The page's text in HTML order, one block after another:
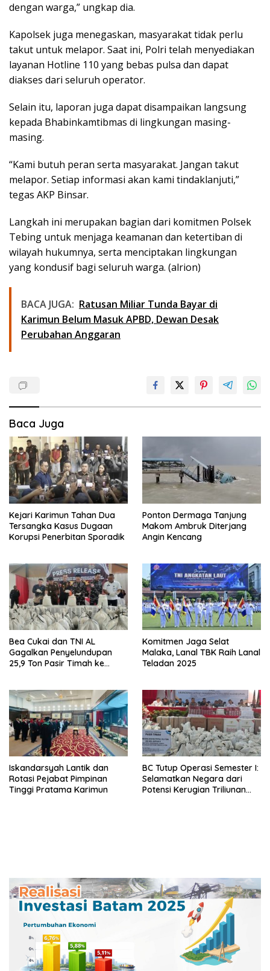
dengan warga,” ungkap dia.
Kapolsek juga menegaskan, masyarakat tidak perlu
takut untuk melapor. Saat ini, Polri telah menyediakan
layanan Hotline 110 yang bebas pulsa dan dapat
diakses dari seluruh operator.
Selain itu, laporan juga dapat disampaikan langsung
kepada Bhabinkamtibmas di lingkungan masing-
masing.
“Kami butuh peran serta masyarakat. Jangan takut
melapor. Setiap informasi akan kami tindaklanjuti,”
tegas AKP Binsar.
Langkah ini merupakan bagian dari komitmen Polsek
Tebing untuk menjaga keamanan dan ketertiban di
wilayah hukumnya, serta menciptakan lingkungan
yang kondusif bagi seluruh warga. (alrion)
BACA JUGA: Ratusan Miliar Tunda Bayar di
Karimun Belum Masuk APBD, Dewan Desak
Perubahan Anggaran
Baca Juga
Kejari Karimun Tahan Dua
Tersangka Kasus Dugaan
Korupsi Penerbitan Sporadik
Ponton Dermaga Tanjung
Makom Ambruk Diterjang
Angin Kencang
Bea Cukai dan TNI AL
Gagalkan Penyelundupan
25,9 Ton Pasir Timah ke
Komitmen Jaga Selat
Malaka, Lanal TBK Raih Lanal
Teladan 2025
Iskandarsyah Lantik dan
Rotasi Pejabat Pimpinan
Tinggi Pratama Karimun
BC Tutup Operasi Semester I:
Selamatkan Negara dari
Potensi Kerugian Triliunan